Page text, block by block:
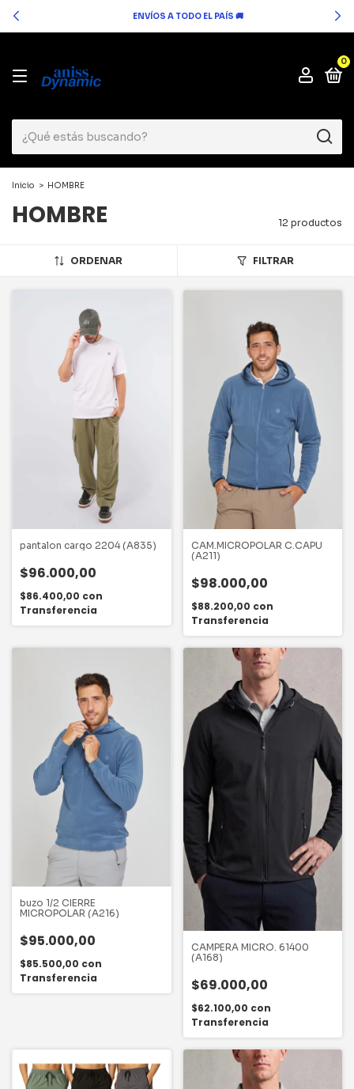
ENVÍOS A TODO EL PAÍS 🚚
0
Inicio > HOMBRE
HOMBRE 12 productos
ORDENAR FILTRAR
pantalon cargo 2204 (A835)
$96.000,00
$86.400,00 con
Transferencia
CAM.MICROPOLAR C.CAPU
(A211)
$98.000,00
$88.200,00 con
Transferencia
buzo 1/2 CIERRE
MICROPOLAR (A216)
$95.000,00
$85.500,00 con
Transferencia
CAMPERA MICRO. 61400
(A168)
$69.000,00
$62.100,00 con
Transferencia